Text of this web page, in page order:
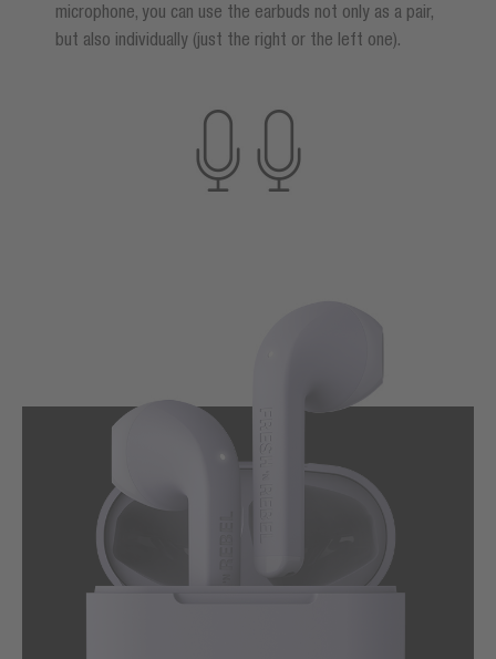
microphone, you can use the earbuds not only as a pair,
but also individually (just the right or the left one).